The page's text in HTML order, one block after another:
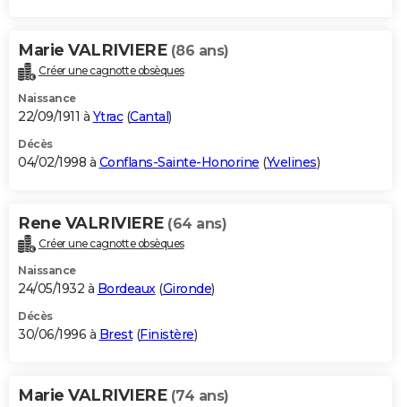
Marie VALRIVIERE (86 ans)
Créer une cagnotte obsèques
Naissance
22/09/1911 à Ytrac(Cantal)
Décès
04/02/1998 à Conflans-Sainte-Honorine (Yvelines)
Rene VALRIVIERE (64 ans)
Créer une cagnotte obsèques
Naissance
24/05/1932 à Bordeaux(Gironde)
Décès
30/06/1996 à Brest(Finistère)
Marie VALRIVIERE (74 ans)